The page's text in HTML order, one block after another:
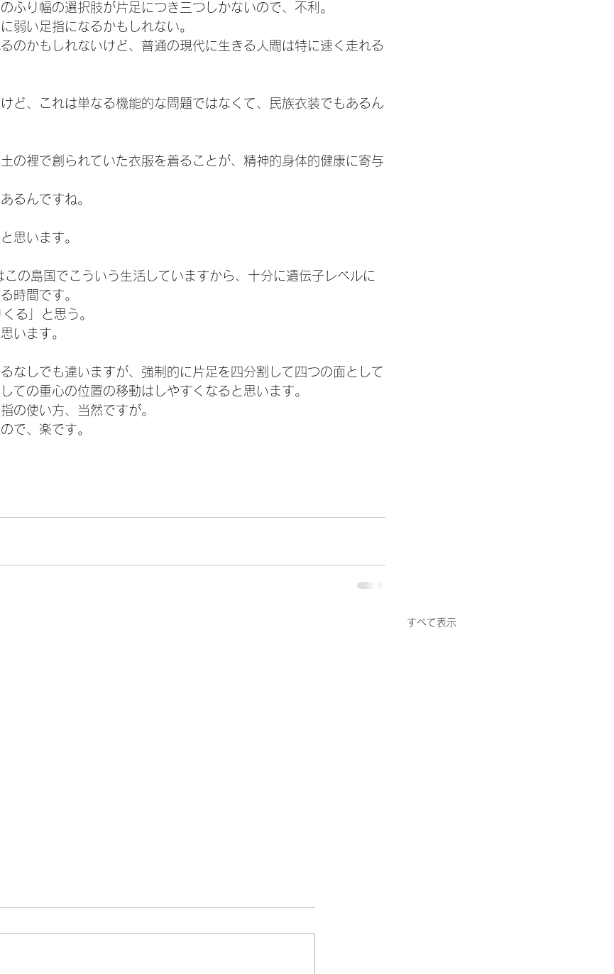
ふり幅の選択肢が片足につき三つしかないので、不利。
弱い足指になるかもしれない。
のかもしれないけど、普通の現代に生きる人間は特に速く走れる
ど、これは単なる機能的な問題ではなくて、民族衣装でもあるん
の裡で創られていた衣服を着ることが、精神的身体的健康に寄与
るんですね。
思います。
の島国でこういう生活していますから、十分に遺伝子レベルに
時間です。
る」と思う。
います。
なしでも違いますが、強制的に片足を四分割して四つの面として
ての重心の位置の移動はしやすくなると思います。
の使い方、当然ですが。
で、楽です。
すべて表示
数息観の稽古をしました。 数息
と